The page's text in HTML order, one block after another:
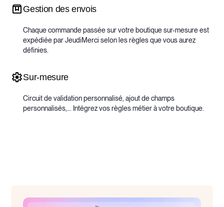
Gestion des envois
Chaque commande passée sur votre boutique sur-mesure est
expédiée par JeudiMerci selon les règles que vous aurez
définies.
Sur-mesure
Circuit de validation personnalisé, ajout de champs
personnalisés,... Intégrez vos règles métier à votre boutique.